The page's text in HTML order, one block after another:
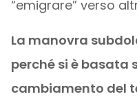
“emigrare” verso
La manovra
perché si è basata
cambiamento del